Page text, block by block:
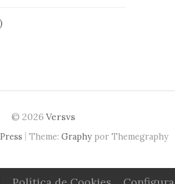
© 2026 Versvs
| Theme: Graphypor Themegraphy